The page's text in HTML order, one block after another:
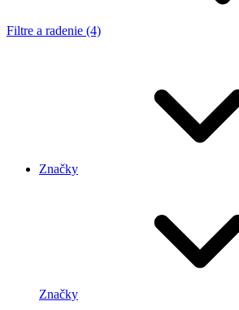
Filtre a radenie (4)
Značky
Značky